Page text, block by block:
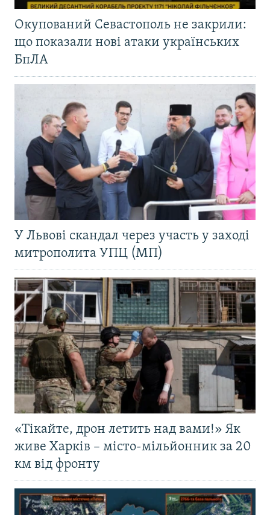
Окупований Севастополь не закрили:
що показали нові атаки українських
БпЛА
У Львові скандал через участь у заході
митрополита УПЦ (МП)
«Тікайте, дрон летить над вами!» Як
живе Харків – місто-мільйонник за 20
км від фронту